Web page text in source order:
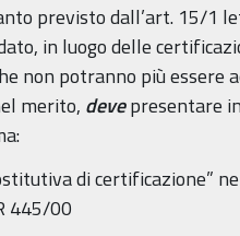
previsto dall’art. 15/1
in luogo delle
non potranno più
merito, devepresentare
di certificazione”
445/00